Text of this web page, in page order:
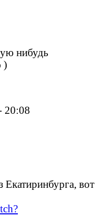
нибудь
)
20:08
вот